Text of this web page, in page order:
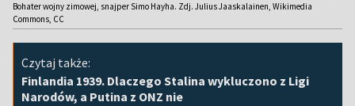
Bohater wojny zimowej, snajper Simo Hayha. Zdj. Julius Jaaskalainen, Wikimedia
Commons, CC
Czytaj także:
Finlandia 1939. Dlaczego Stalina wykluczono z Ligi
Narodów, a Putina z ONZ nie